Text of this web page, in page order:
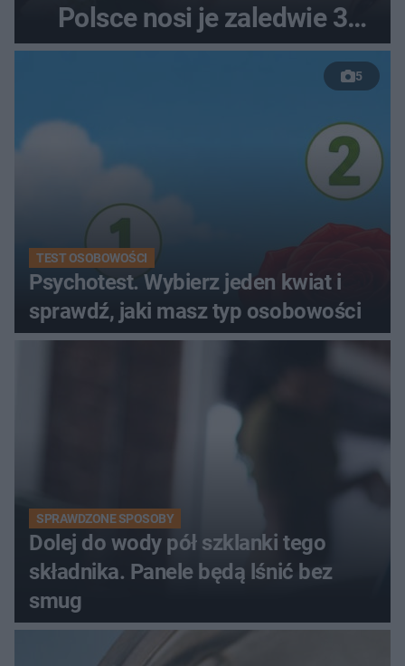
Polsce nosi je zaledwie 3
kobiety
5
TEST OSOBOWOŚCI
Psychotest. Wybierz jeden kwiat i
sprawdź, jaki masz typ osobowości
SPRAWDZONE SPOSOBY
Dolej do wody pół szklanki tego
składnika. Panele będą lśnić bez
smug